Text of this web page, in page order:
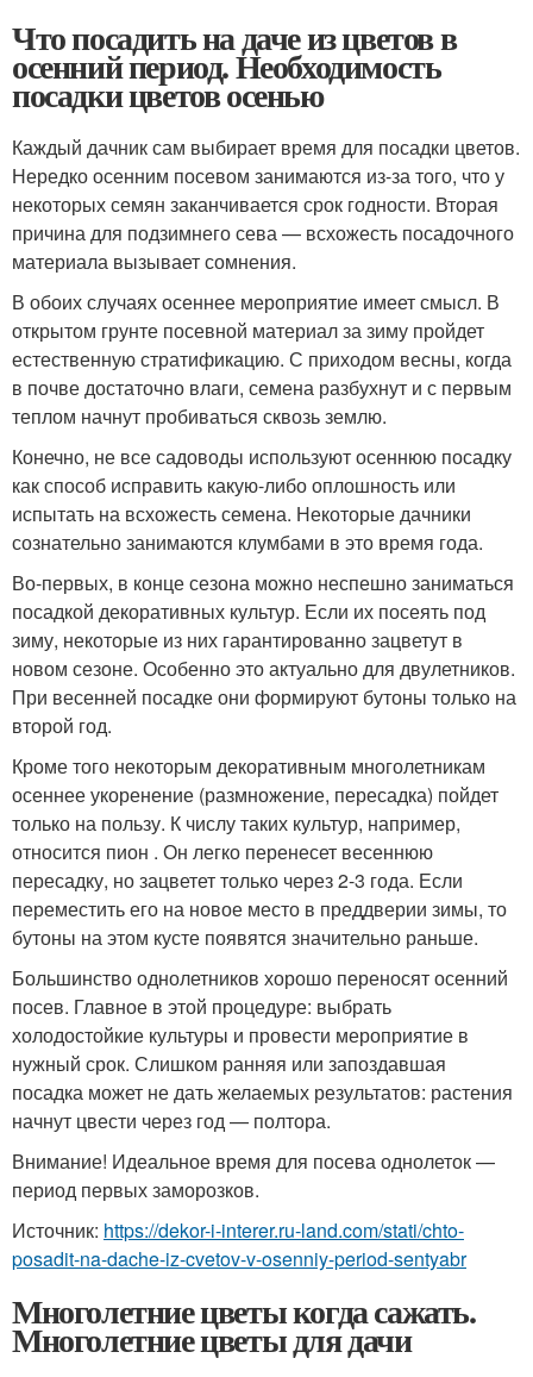
Что посадить на даче из цветов в
осенний период. Необходимость
посадки цветов осенью
Каждый дачник сам выбирает время для посадки цветов.
Нередко осенним посевом занимаются из-за того, что у
некоторых семян заканчивается срок годности. Вторая
причина для подзимнего сева — всхожесть посадочного
материала вызывает сомнения.
В обоих случаях осеннее мероприятие имеет смысл. В
открытом грунте посевной материал за зиму пройдет
естественную стратификацию. С приходом весны, когда
в почве достаточно влаги, семена разбухнут и с первым
теплом начнут пробиваться сквозь землю.
Конечно, не все садоводы используют осеннюю посадку
как способ исправить какую-либо оплошность или
испытать на всхожесть семена. Некоторые дачники
сознательно занимаются клумбами в это время года.
Во-первых, в конце сезона можно неспешно заниматься
посадкой декоративных культур. Если их посеять под
зиму, некоторые из них гарантированно зацветут в
новом сезоне. Особенно это актуально для двулетников.
При весенней посадке они формируют бутоны только на
второй год.
Кроме того некоторым декоративным многолетникам
осеннее укоренение (размножение, пересадка) пойдет
только на пользу. К числу таких культур, например,
относится пион . Он легко перенесет весеннюю
пересадку, но зацветет только через 2-3 года. Если
переместить его на новое место в преддверии зимы, то
бутоны на этом кусте появятся значительно раньше.
Большинство однолетников хорошо переносят осенний
посев. Главное в этой процедуре: выбрать
холодостойкие культуры и провести мероприятие в
нужный срок. Слишком ранняя или запоздавшая
посадка может не дать желаемых результатов: растения
начнут цвести через год — полтора.
Внимание! Идеальное время для посева однолеток —
период первых заморозков.
Источник: https://dekor-i-interer.ru-land.com/stati/chto-
posadit-na-dache-iz-cvetov-v-osenniy-period-sentyabr
Многолетние цветы когда сажать.
Многолетние цветы для дачи